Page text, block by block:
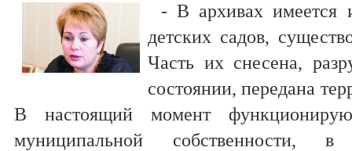
- В архивах имеется
детских садов,
Часть их снесена,
состоянии, передана
В настоящий момент
муниципальной собственности,